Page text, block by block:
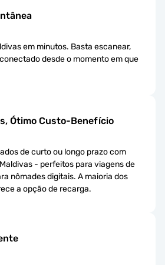
em minutos. Basta escanear,
desde o momento em que
Ótimo Custo-Benefício
de curto ou longo prazo com
- perfeitos para viagens de
nômades digitais. A maioria dos
a opção de recarga.